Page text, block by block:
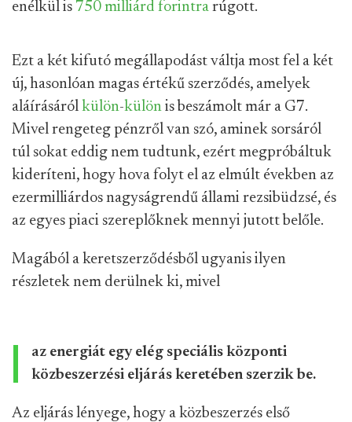
enélkül is 750 milliárd forintra rúgott.
Ezt a két kifutó megállapodást váltja most fel a két
új, hasonlóan magas értékű szerződés, amelyek
aláírásáról külön-külön is beszámolt már a G7.
Mivel rengeteg pénzről van szó, aminek sorsáról
túl sokat eddig nem tudtunk, ezért megpróbáltuk
kideríteni, hogy hova folyt el az elmúlt években az
ezermilliárdos nagyságrendű állami rezsibüdzsé, és
az egyes piaci szereplőknek mennyi jutott belőle.
Magából a keretszerződésből ugyanis ilyen
részletek nem derülnek ki, mivel
az energiát egy elég speciális központi
közbeszerzési eljárás keretében szerzik be.
Az eljárás lényege, hogy a közbeszerzés első